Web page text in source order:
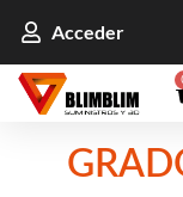
Acceder